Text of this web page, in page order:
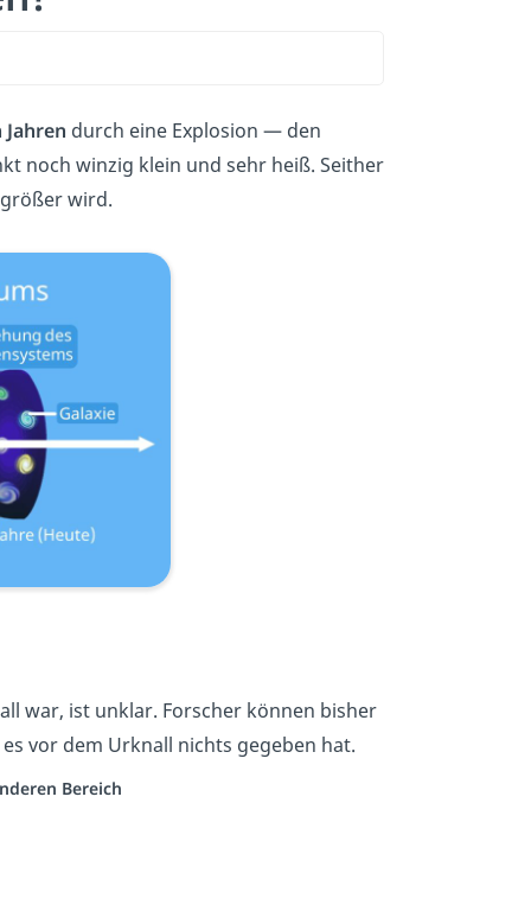
durch eine Explosion — den
noch winzig klein und sehr heiß. Seither
wird.
war, ist unklar. Forscher können bisher
vor dem Urknall nichts gegeben hat.
Bereich